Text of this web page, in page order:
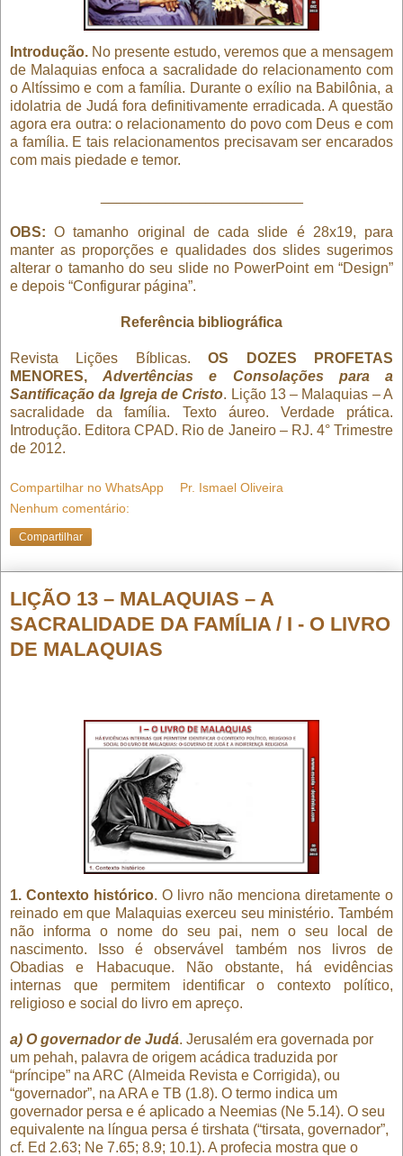
Introdução. No presente estudo, veremos que a mensagem
de Malaquias enfoca a sacralidade do relacionamento com
o Altíssimo e com a família. Durante o exílio na Babilônia, a
idolatria de Judá fora definitivamente erradicada. A questão
agora era outra: o relacionamento do povo com Deus e com
a família. E tais relacionamentos precisavam ser encarados
com mais piedade e temor.
OBS: O tamanho original de cada slide é 28x19, para
manter as proporções e qualidades dos slides sugerimos
alterar o tamanho do seu slide no PowerPoint em “Design”
e depois “Configurar página”.
Referência bibliográfica
Revista Lições Bíblicas.OS DOZES PROFETAS
MENORES,Advertências e Consolações para a
Santificação da Igreja de Cristo. Lição 13 – Malaquias – A
sacralidade da família. Texto áureo. Verdade prática.
Introdução. Editora CPAD. Rio de Janeiro – RJ. 4° Trimestre
de 2012.
Compartilhar no WhatsApp
Pr. Ismael Oliveira
Nenhum comentário:
Compartilhar
LIÇÃO 13 – MALAQUIAS – A
SACRALIDADE DA FAMÍLIA / I - O LIVRO
DE MALAQUIAS
1. Contexto histórico. O livro não menciona diretamente o
reinado em que Malaquias exerceu seu ministério. Também
não informa o nome do seu pai, nem o seu local de
nascimento. Isso é observável também nos livros de
Obadias e Habacuque. Não obstante, há evidências
internas que permitem identificar o contexto político,
religioso e social do livro em apreço.
a) O governador de Judá. Jerusalém era governada por
um pehah, palavra de origem acádica traduzida por
“príncipe” na ARC (Almeida Revista e Corrigida), ou
“governador”, na ARA e TB (1.8). O termo indica um
governador persa e é aplicado a Neemias (Ne 5.14). O seu
equivalente na língua persa é tirshata (“tirsata, governador”,
cf. Ed 2.63; Ne 7.65; 8.9; 10.1). A profecia mostra que o